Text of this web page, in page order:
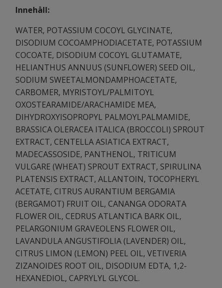
Innehåll:
WATER, POTASSIUM COCOYL GLYCINATE,
DISODIUM COCOAMPHODIACETATE, POTASSIUM
COCOATE, DISODIUM COCOYL GLUTAMATE,
HELIANTHUS ANNUUS (SUNFLOWER) SEED OIL,
SODIUM SWEETALMONDAMPHOACETATE,
CARBOMER, MYRISTOYL/PALMITOYL
OXOSTEARAMIDE/ARACHAMIDE MEA,
DIHYDROXYISOPROPYL PALMOYLPALMAMIDE,
BRASSICA OLERACEA ITALICA (BROCCOLI) SPROUT
EXTRACT, CENTELLA ASIATICA EXTRACT,
MADECASSOSIDE, PANTHENOL, TRITICUM
VULGARE (WHEAT) SPROUT EXTRACT, SPIRULINA
PLATENSIS EXTRACT, ALLANTOIN, TOCOPHERYL
ACETATE, CITRUS AURANTIUM BERGAMIA
(BERGAMOT) FRUIT OIL, CANANGA ODORATA
FLOWER OIL, CEDRUS ATLANTICA BARK OIL,
PELARGONIUM GRAVEOLENS FLOWER OIL,
LAVANDULA ANGUSTIFOLIA (LAVENDER) OIL,
CITRUS LIMON (LEMON) PEEL OIL, VETIVERIA
ZIZANOIDES ROOT OIL, DISODIUM EDTA, 1,2-
HEXANEDIOL, CAPRYLYL GLYCOL.